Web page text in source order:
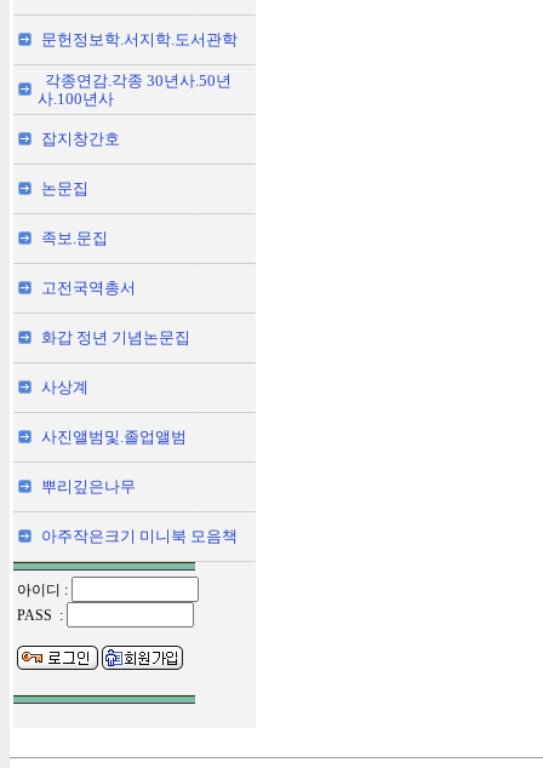
문헌정보학.서지학.도서관학
각종연감.각종 30년사.50년
사.100년사
잡지창간호
논문집
족보.문집
고전국역총서
화갑 정년 기념논문집
사상계
사진앨범및.졸업앨범
뿌리깊은나무
아주작은크기 미니북 모음책
아이디 :
PASS :